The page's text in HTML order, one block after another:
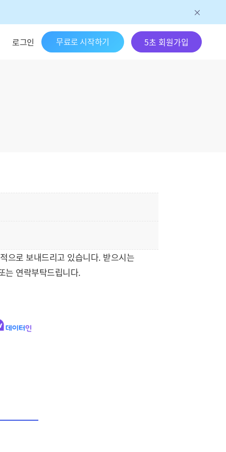
로그인 무료로 시작하기 5초 회원가입
으로 보내드리고 있습니다. 받으시는
는 연락부탁드립니다.